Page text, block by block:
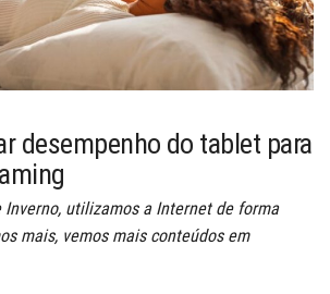
desempenho do tablet para
Inverno, utilizamos a Internet de forma
mais, vemos mais conteúdos em